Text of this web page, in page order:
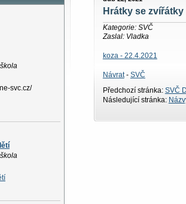
svc.cz/
Hrátky se zvířátky
Kategorie: SVČ
Zaslal: Vladka
koza - 22.4.2021
Návrat- SVČ
Předchozí stránka: SVČ
Následující stránka: